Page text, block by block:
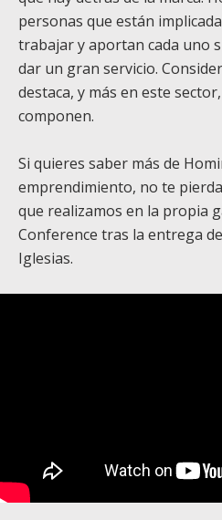
personas que están
trabajar y aportan cada uno
dar un gran servicio.
destaca, y más en este
componen.
Si quieres saber más de
emprendimiento, no te
que realizamos en la propia
Conference tras la entrega
Iglesias.